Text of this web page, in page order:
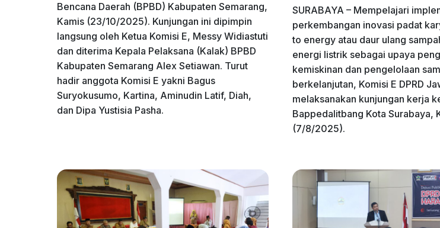
Bencana Daerah (BPBD) Kabupaten Semarang,
Kamis (23/10/2025). Kunjungan ini dipimpin
langsung oleh Ketua Komisi E, Messy Widiastuti
dan diterima Kepala Pelaksana (Kalak) BPBD
Kabupaten Semarang Alex Setiawan. Turut
hadir anggota Komisi E yakni Bagus
Suryokusumo, Kartina, Aminudin Latif, Diah,
dan Dipa Yustisia Pasha.
SURABAYA – Mempelajari
perkembangan inovasi padat
to energy atau daur ulang
energi listrik sebagai upaya
kemiskinan dan pengelolaan
berkelanjutan, Komisi E DPRD
melaksanakan kunjungan kerja
Bappedalitbang Kota Surabaya,
(7/8/2025).